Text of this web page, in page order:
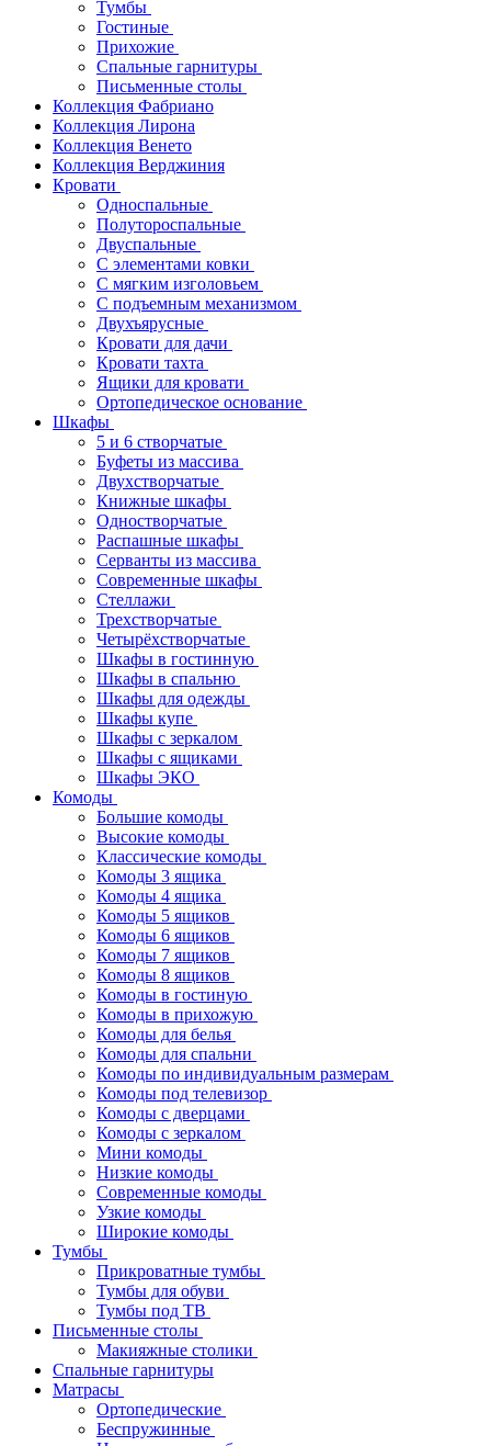
Тумбы
Гостиные
Прихожие
Спальные гарнитуры
Письменные столы
Коллекция Фабриано
Коллекция Лирона
Коллекция Венето
Коллекция Верджиния
Кровати
Односпальные
Полутороспальные
Двуспальные
С элементами ковки
С мягким изголовьем
С подъемным механизмом
Двухъярусные
Кровати для дачи
Кровати тахта
Ящики для кровати
Ортопедическое основание
Шкафы
5 и 6 створчатые
Буфеты из массива
Двухстворчатые
Книжные шкафы
Одностворчатые
Распашные шкафы
Серванты из массива
Современные шкафы
Стеллажи
Трехстворчатые
Четырёхстворчатые
Шкафы в гостинную
Шкафы в спальню
Шкафы для одежды
Шкафы купе
Шкафы с зеркалом
Шкафы с ящиками
Шкафы ЭКО
Комоды
Большие комоды
Высокие комоды
Классические комоды
Комоды 3 ящика
Комоды 4 ящика
Комоды 5 ящиков
Комоды 6 ящиков
Комоды 7 ящиков
Комоды 8 ящиков
Комоды в гостиную
Комоды в прихожую
Комоды для белья
Комоды для спальни
Комоды по индивидуальным размерам
Комоды под телевизор
Комоды с дверцами
Комоды с зеркалом
Мини комоды
Низкие комоды
Современные комоды
Узкие комоды
Широкие комоды
Тумбы
Прикроватные тумбы
Тумбы для обуви
Тумбы под ТВ
Письменные столы
Макияжные столики
Спальные гарнитуры
Матрасы
Ортопедические
Беспружинные